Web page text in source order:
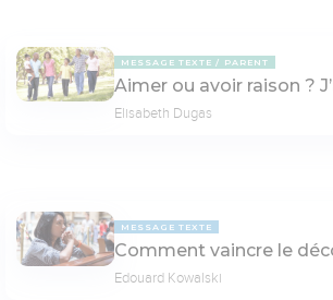
MESSAGE TEXTE PARENT
Aimer ou avoir raison ?
Elisabeth Dugas
MESSAGE TEXTE
Comment vaincre le
Edouard Kowalski